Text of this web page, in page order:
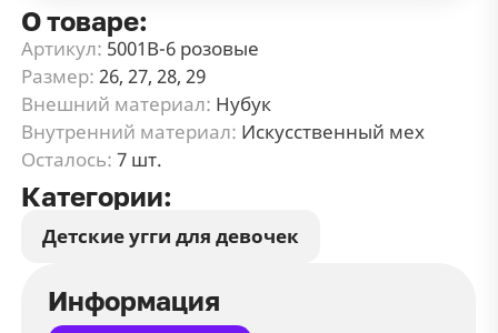
О товаре:
Артикул: 5001В-6 розовые
Размер: 26, 27, 28, 29
Внешний материал: Нубук
Внутренний материал: Искусственный мех
Осталось: 7 шт.
Категории:
Детские угги для девочек
Информация